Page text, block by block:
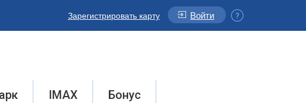
Зарегистрировать карту Войти
IMAX Бонус